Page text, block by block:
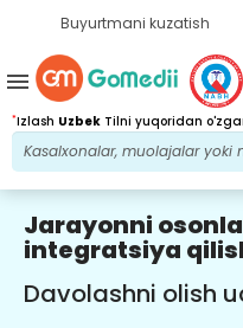
Buyurtmani kuzatish
*Izlash Uzbek Tilni yuqoridan
menu
Jarayonni
integratsiya
Davolashni olish